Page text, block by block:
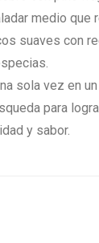
medio que
suaves con
sola vez en
para
y sabor.